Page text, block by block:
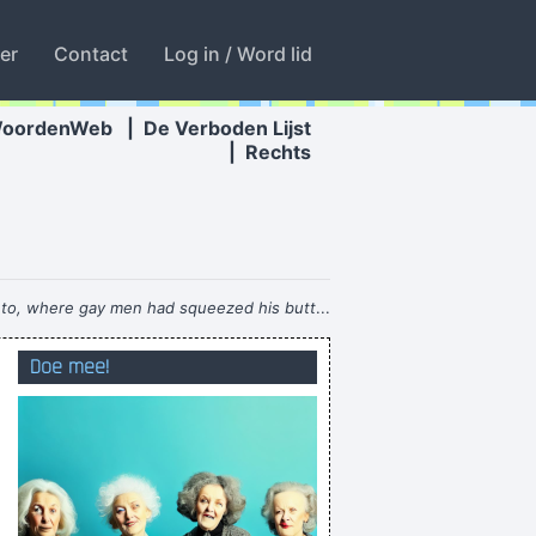
Contact Log in / Word lid
De Verboden Lijst
Rechts
where gay men had squeezed his butt...
Stop eens met waaien seg!
WIJ WILLEN DAT TOINE,
Tongzoenen met jezelf, kan dat?
je staan in de kou! Heej ja heej ja hooow!
en officieel vastgelegde toestemming?
im Bad verbracht wird? Wir sind am Start
Doe mee!